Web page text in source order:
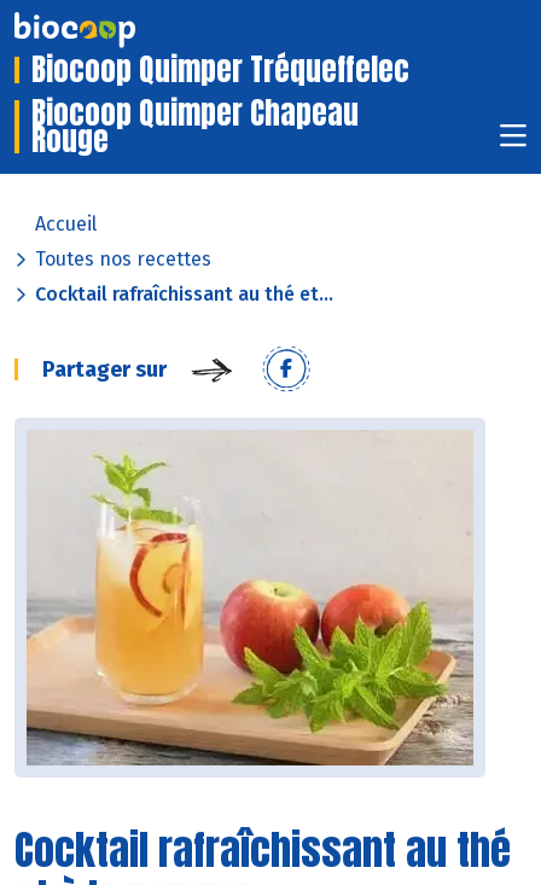
Biocoop Quimper Tréqueffelec
Biocoop Quimper Chapeau
Rouge
Accueil
Toutes nos recettes
Cocktail rafraîchissant au thé et...
Partager sur
Cocktail rafraîchissant au thé